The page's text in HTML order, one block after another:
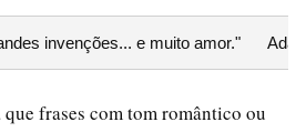
invenções... e muito amor."
que frases com tom romântico ou